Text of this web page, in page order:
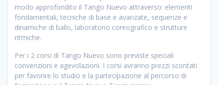
modo approfondito il Tango Nuevo attraverso: elementi
fondamentali, tecniche di base e avanzate, sequenze e
dinamiche di ballo, laboratorio coreografico e strutture
ritmiche.
Per i 2 corsi di Tango Nuevo sono previste speciali
convenzioni e agevolazioni. I corsi avranno prezzi scontati
per favorire lo studio e la partecipazione al percorso di